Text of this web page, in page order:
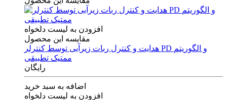
افزودن به لیست دلخواه
مقایسه این محصول
هدایت و کنترل ربات زیرآبی توسط کنترلر PD و الگوریتم
ممتیک تطبیقی
رایگان
اضافه به سبد خرید
افزودن به لیست دلخواه